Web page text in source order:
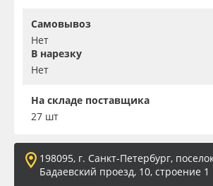
Самовывоз
Нет
В нарезку
Нет
На складе поставщика
27 шт
198095, г. Санкт-Петербург,
Бадаевский проезд, 10, строение 1